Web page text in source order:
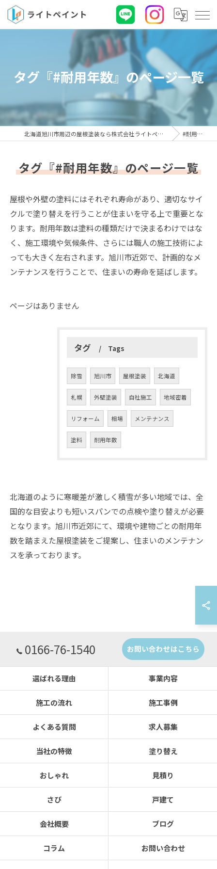
タグ『#耐用年数』のページ一覧
北海道旭川市周辺の屋根塗装なら株式会社ライトペイント #耐用年数
タグ『#耐用年数』のページ一覧
屋根や外壁の塗料にはそれぞれ寿命があり、適切なサイ
クルで塗り替えを行うことが住まいを守る上で重要とな
ります。耐用年数は塗料の種類だけで決まるわけではな
く、施工環境や気候条件、さらには職人の施工技術によ
っても大きく左右されます。旭川市近郊で、計画的なメ
ンテナンスを行うことで、住まいの寿命を延ばします。
ページはありません
タグ Tags
除雪 旭川市 屋根塗装 北海道
札幌 外壁塗装 自社施工 地域密着
リフォーム 相場 メンテナンス
塗料 耐用年数
北海道のように寒暖差が激しく積雪が多い地域では、全
国的な目安よりも短いスパンでの点検や塗り替えが必要
となります。旭川市近郊にて、環境や建物ごとの耐用年
数を踏まえた屋根塗装をご提案し、住まいのメンテナン
スを承っております。
0166-76-1540 お問い合わせはこちら
選ばれる理由 事業内容
施工の流れ 施工事例
よくある質問 求人募集
当社の特徴 塗り替え
おしゃれ 見積り
さび 戸建て
会社概要 ブログ
コラム お問い合わせ